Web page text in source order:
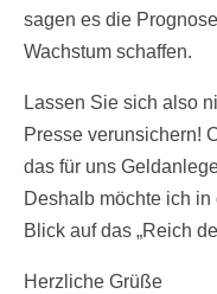
sagen es die
Wachstum schaffen.
Lassen Sie sich also
Presse verunsichern!
das für uns
Deshalb möchte ich
Blick auf das „Reich
Herzliche Grüße